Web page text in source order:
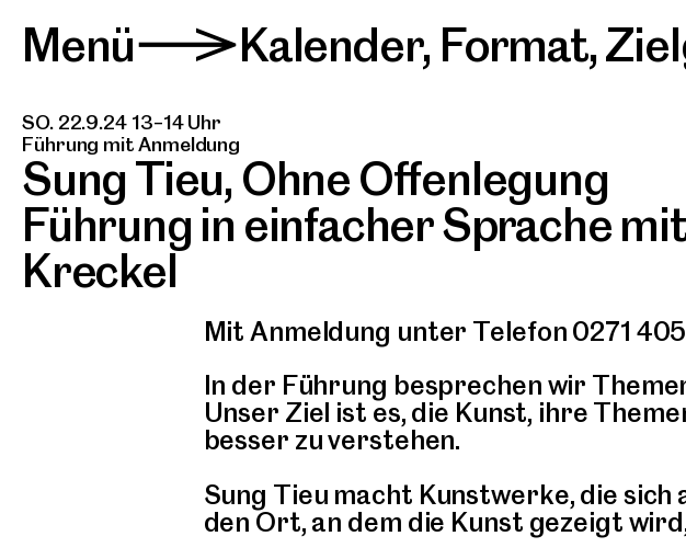
Menü>Kalender, Format,
SO. 22.9.24 13–14 Uhr
Führung mit Anmeldung
Sung Tieu, Ohne Offenlegung
Führung in einfacher Sprache
Kreckel
Mit Anmeldung unter Telefon 0271
In der Führung besprechen wir
Unser Ziel ist es, die Kunst, ihre
besser zu verstehen.
Sung Tieu macht Kunstwerke, die sich
den Ort, an dem die Kunst gezeigt